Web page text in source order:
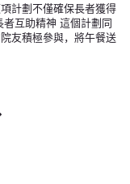
計劃不僅確保長者獲得
互助精神 這個計劃同
友積極參與，將午餐送